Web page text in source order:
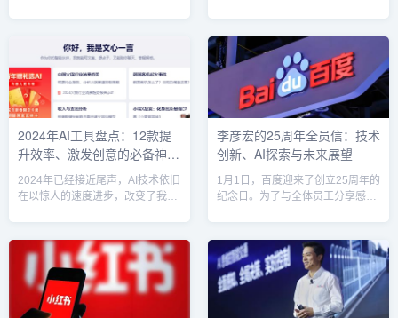
一全新平台的推出标志着百度在搜
索引擎和人工智能应用领域的深度
融合。凭借其基于百度自研的文心
大模型，AI搜不仅提供无广告、更
加精准和权威的搜索结果，更为用
户带来了更丰富的互动和定制化体
验，宣告了百度搜索新时代的到
来。无广告、无干扰，提供可靠的
过百度、微信、抖音、小红书的
SEO引流技术，教你如何在各大平
台上快速掌握流量引流的秘诀！什
么是全平台精准流量实战训练营？
这是一项专为企业主、营销人员及
内容创作者设计的培训项目，内容
涵盖了如何在百度、微信、抖音、
小红书等热门平台上，通过精准的
仅注重理论...
2024年AI工具盘点：12款提
升效率、激发创意的必备神
器！
2024年已经接近尾声，AI技术依旧
在以惊人的速度进步，改变了我们
们提高工作效率、激发创意甚至简
化生活。今天，我们就来盘点一下
2024年那些值得你关注的12款AI
工具，它们将帮助你在新的一年中
事半功倍，创造更多可能！1. 腾讯
李彦宏的25周年全员信：技术
创新、AI探索与未来展望
1月1日，百度迎来了创立25周年的
纪念日。为了与全体员工分享感悟
了百度的发展历程，也详细阐述了
李彦宏对于技术创新的深刻见解，
同时展望了AI时代的巨大机遇。李
彦宏在信中不仅强调技术将继续是
百度的核心竞争力，还对未来AI技